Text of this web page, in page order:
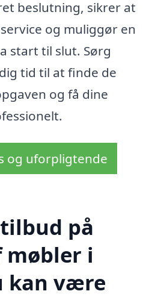
beslutning, sikrer at
og muliggør en
start til slut. Sørg
tid til at finde de
og få dine
og uforpligtende
på
møbler i
kan være